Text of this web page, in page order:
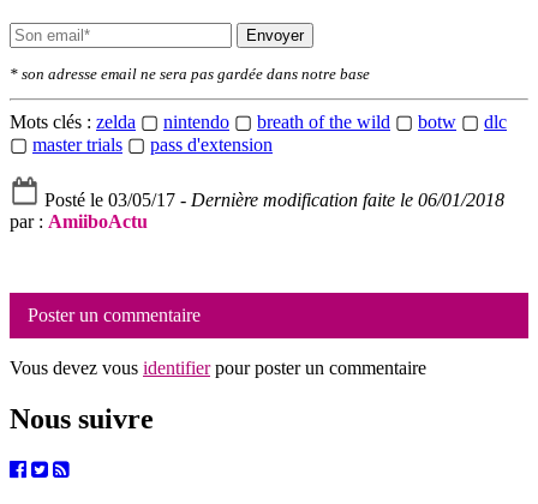
Envoyer
* son adresse email ne sera pas gardée dans notre base
Mots clés : zelda ▢ nintendo ▢ breath of the wild ▢ botw ▢ dlc
▢ master trials ▢ pass d'extension
Posté le 03/05/17 - Dernière modification faite le 06/01/2018
par : AmiiboActu
Poster un commentaire
Vous devez vous identifierpour poster un commentaire
Nous suivre